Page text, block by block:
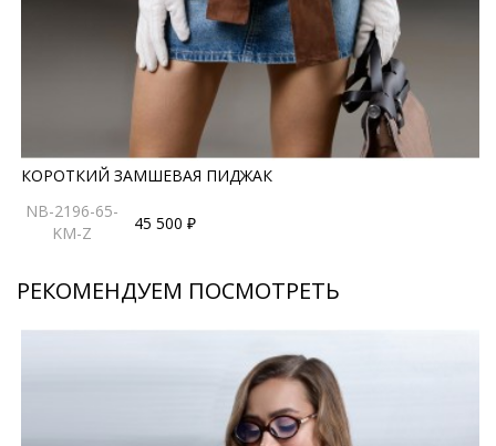
КОРОТКИЙ ЗАМШЕВАЯ ПИДЖАК
NB-2196-65-
KM-Z
45 500 ₽
РЕКОМЕНДУЕМ ПОСМОТРЕТЬ